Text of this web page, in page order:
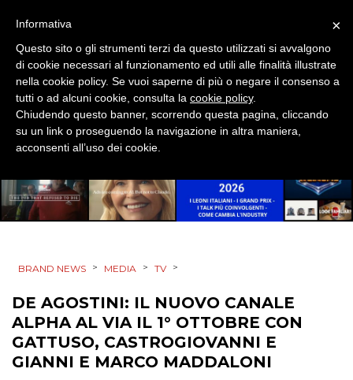
CINEMA
DIGITALE
EDITORIA
ESTERNA
RADIO / AUDIO
TV
DATI
RICERCHE
BRAND NEWS > MEDIA > TV >
DE AGOSTINI: IL NUOVO CANALE
ALPHA AL VIA IL 1° OTTOBRE CON
GATTUSO, CASTROGIOVANNI E
GIANNI E MARCO MADDALONI
×
Informativa
Questo sito o gli strumenti terzi da questo utilizzati si avvalgono
di cookie necessari al funzionamento ed utili alle finalità illustrate
nella cookie policy. Se vuoi saperne di più o negare il consenso a
tutti o ad alcuni cookie, consulta la cookie policy.
Chiudendo questo banner, scorrendo questa pagina, cliccando
su un link o proseguendo la navigazione in altra maniera,
acconsenti all’uso dei cookie.